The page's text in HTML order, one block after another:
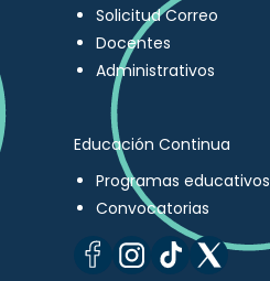
Solicitud Correo
Docentes
Administrativos
Educación Continua
Programas educativos
Convocatorias